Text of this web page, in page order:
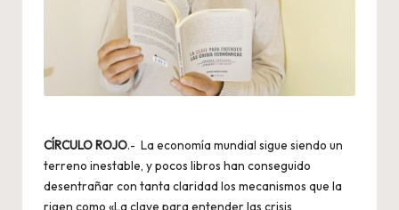
CÍRCULO ROJO.- La economía mundial sigue siendo un
terreno inestable, y pocos libros han conseguido
desentrañar con tanta claridad los mecanismos que la
rigen como «La clave para entender las crisis